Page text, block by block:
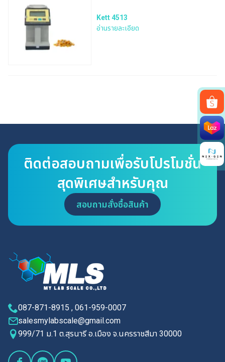
Search
Kett 4513
อ่านรายละเอียด
ติดต่อสอบถามเพื่อรับโปรโมชั่น
สุดพิเศษสำหรับคุณ
สอบถามสั่งซื้อสินค้า
087-871-8915 , 061-959-0007
salesmylabscale@gmail.com
999/71 ม.1 ต.สุรนารี อ.เมือง จ.นครราชสีมา 30000